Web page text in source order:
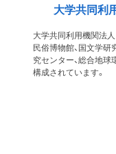
大学共同利
大学共同利用機関法
民俗博物館、国文学研
究センター、総合地球
構成されています。